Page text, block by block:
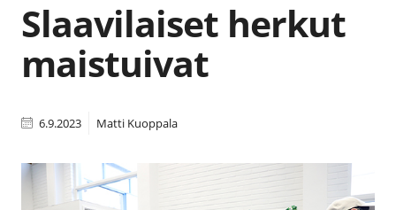
Slaavilaiset herkut
maistuivat
6.9.2023 Matti Kuoppala